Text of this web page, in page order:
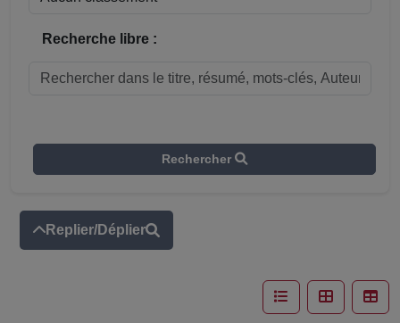
Recherche libre :
Rechercher
Replier/Déplier